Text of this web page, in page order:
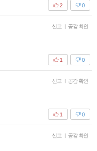
0
2
신고 | 공감 확인
0
1
신고 | 공감 확인
0
1
신고 | 공감 확인